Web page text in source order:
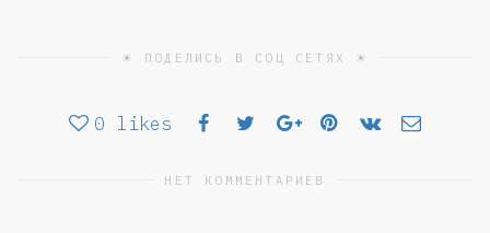
☀ ПОДЕЛИСЬ В СОЦ СЕТЯХ ☀
0 likes
НЕТ КОММЕНТАРИЕВ